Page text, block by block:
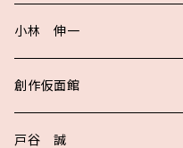
小林 伸一
創作仮面館
戸谷 誠